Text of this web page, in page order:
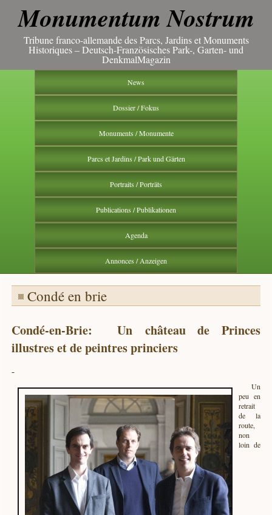
Monumentum Nostrum
Tribune franco-allemande des Parcs, Jardins et Monuments
Historiques – Deutsch-Französisches Park-, Garten- und
DenkmalMagazin
News
Dossier / Fokus
Monuments / Monumente
Parcs et Jardins / Park und Gärten
Portraits / Porträts
Publications / Publikationen
Agenda
Annonces / Anzeigen
Condé en brie
Condé-en-Brie: Un château de Princes
illustres et de peintres princiers
Un
peu en
retrait
de la
route,
non
loin de